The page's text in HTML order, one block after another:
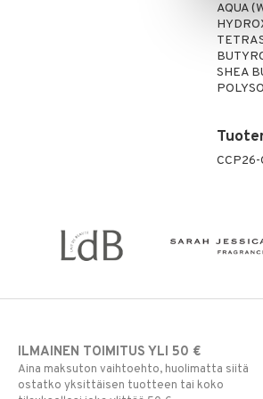
AQUA
SHEA
ILMAINEN TOIMITUS YLI 50 €
Aina maksuton vaihtoehto, huolimatta siitä
ostatko yksittäisen tuotteen tai koko